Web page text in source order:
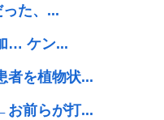
た、...
… ケン...
者を植物状...
お前らが打...